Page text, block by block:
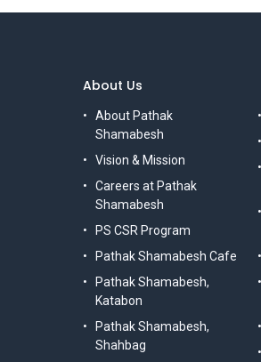
About Us
About Pathak
Shamabesh
Vision & Mission
Careers at Pathak
Shamabesh
PS CSR Program
Pathak Shamabesh Cafe
Pathak Shamabesh,
Katabon
Pathak Shamabesh,
Shahbag